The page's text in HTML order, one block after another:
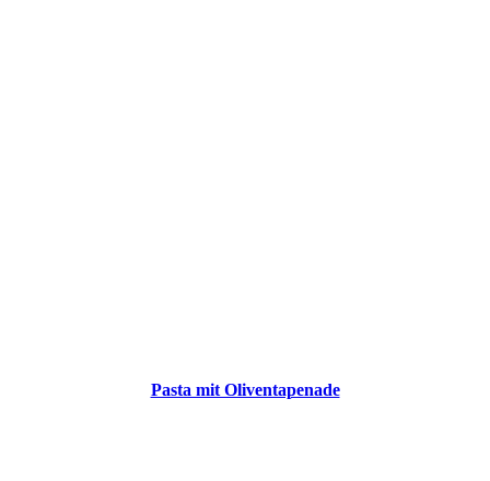
Pasta mit Oliventapenade